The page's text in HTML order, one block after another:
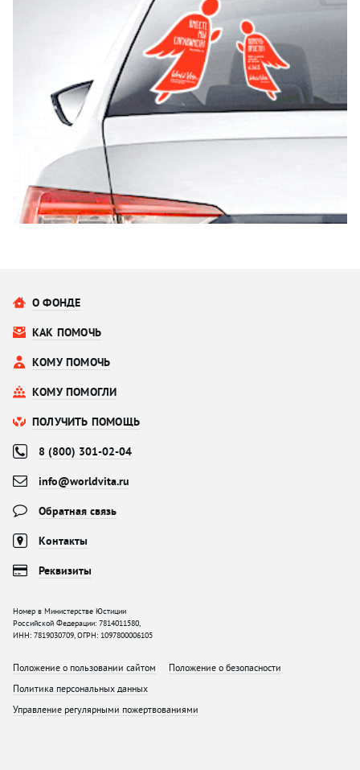
О ФОНДЕ
КАК ПОМОЧЬ
КОМУ ПОМОЧЬ
КОМУ ПОМОГЛИ
ПОЛУЧИТЬ ПОМОЩЬ
8 (800) 301-02-04
info@worldvita.ru
Обратная связь
Контакты
Реквизиты
Номер в Министерстве Юстиции
Российской Федерации: 7814011580,
ИНН: 7819030709, ОГРН: 1097800006105
Положение о пользовании сайтом
Положение о безопасности
Политика персональных данных
Управление регулярными пожертвованиями